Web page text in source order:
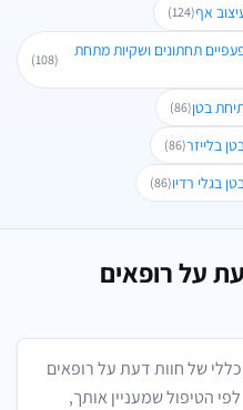
אף(124)
תחתונים ושקיות מתחת
(108)
בטן(86)
בלייזר(86)
בגלי רדיו(86)
על רופאים
של חוות דעת על רופאים
הטיפול שמעניין אותך,